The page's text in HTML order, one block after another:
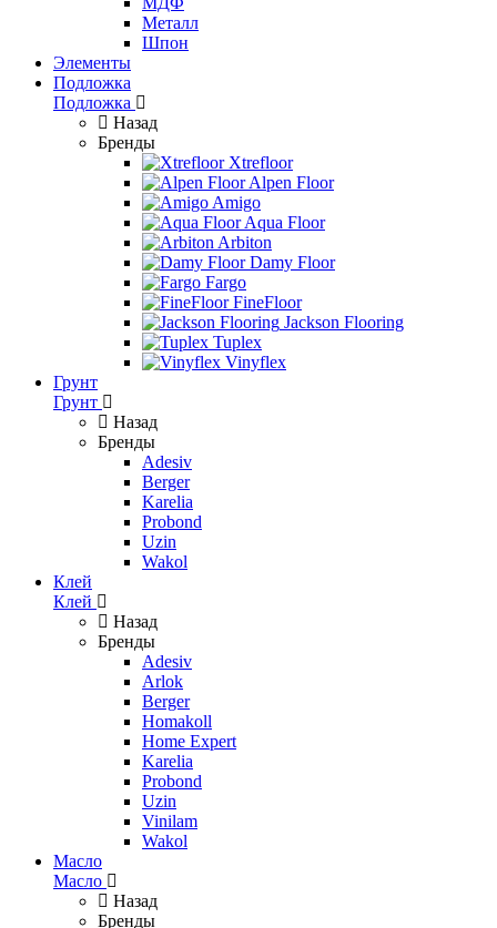
Металл
Шпон
Элементы
Подложка
Подложка
Назад
Бренды
Xtrefloor
Alpen Floor
Amigo
Aqua Floor
Arbiton
Damy Floor
Fargo
FineFloor
Jackson Flooring
Tuplex
Vinyflex
Грунт
Грунт
Назад
Бренды
Adesiv
Berger
Karelia
Probond
Uzin
Wakol
Клей
Клей
Назад
Бренды
Adesiv
Arlok
Berger
Homakoll
Home Expert
Karelia
Probond
Uzin
Vinilam
Wakol
Масло
Масло
Назад
Бренды